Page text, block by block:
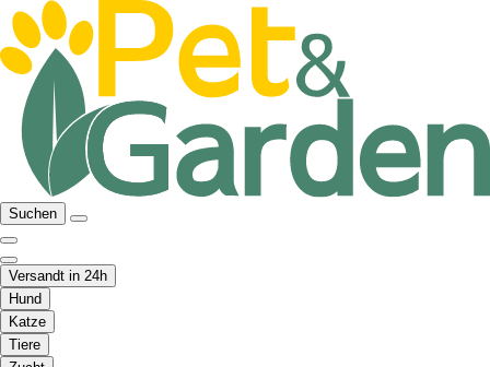
Suchen
Versandt in 24h
Hund
Katze
Tiere